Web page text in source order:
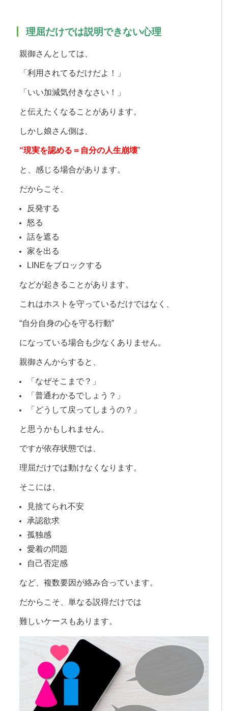
理屈だけでは説明できない心理
親御さんとしては、
「利用されてるだけだよ！」
「いい加減気付きなさい！」
と伝えたくなることがあります。
しかし娘さん側は、
“現実を認める＝自分の人生崩壊”
と、感じる場合があります。
だからこそ、
反発する
怒る
話を遮る
家を出る
LINEをブロックする
などが起きることがあります。
これはホストを守っているだけではなく、
“自分自身の心を守る行動”
になっている場合も少なくありません。
親御さんからすると、
「なぜそこまで？」
「普通わかるでしょう？」
「どうして戻ってしまうの？」
と思うかもしれません。
ですが依存状態では、
理屈だけでは動けなくなります。
そこには、
見捨てられ不安
承認欲求
孤独感
愛着の問題
自己否定感
など、複数要因が絡み合っています。
だからこそ、単なる説得だけでは
難しいケースもあります。